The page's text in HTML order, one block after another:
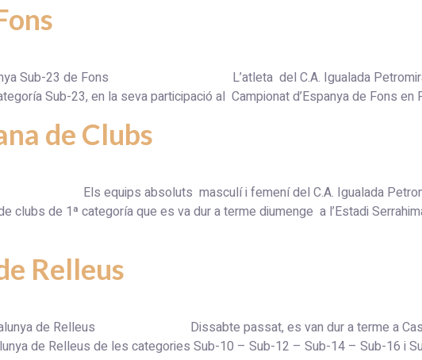
Sub-23 de Fons L’atleta del C.A. Igualada
Sub-23, en la seva participació al Campionat d’Espanya de Fons en
de Clubs
Els equips absoluts masculí i femení del C.A. Igualada
clubs de 1ª categoría que es va dur a terme diumenge a l’Estadi
Relleus
Catalunya de Relleus Dissabte passat, es van dur a terme a
de Relleus de les categories Sub-10 – Sub-12 – Sub-14 – Sub-16 i